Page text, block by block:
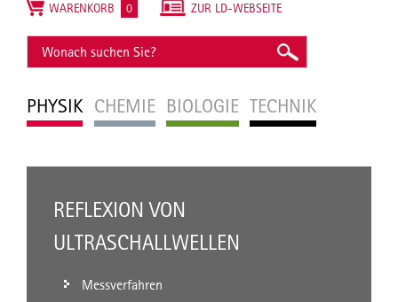
PHYSIK CHEMIE BIOLOGIE TECHNIK
ZUR LD-WEBSEITE
WARENKORB 0
REFLEXION VON
ULTRASCHALLWELLEN
Messverfahren